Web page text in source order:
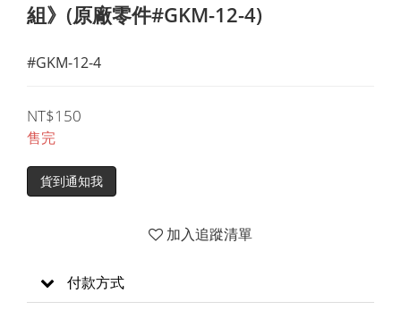
組》(原廠零件#GKM-12-4)
#GKM-12-4
NT$150
售完
貨到通知我
加入追蹤清單
付款方式